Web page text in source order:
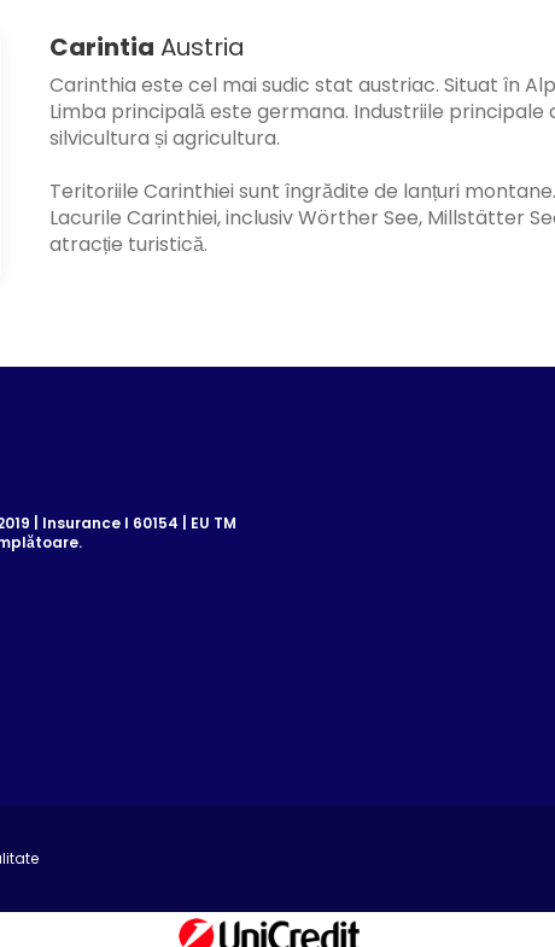
Carintia Austria
Carinthia este cel mai sudic stat austriac. Situat în
Limba principală este germana. Industriile
silvicultura și agricultura.
Teritoriile Carinthiei sunt îngrădite de lanțuri
Lacurile Carinthiei, inclusiv Wörther See, Millstätter
atracție turistică.
| Insurance I 60154 | EU TM